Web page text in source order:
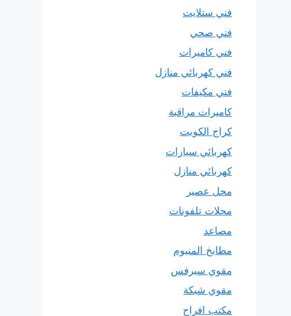
فني ستلايت
فني صحي
فني كاميرات
فني كهربائي منازل
فني مكيفات
كاميرات مراقبة
كراج الكويت
كهربائي سيارات
كهربائي منازل
محل عصير
محلات تلفونات
مصاعد
مطابخ المنيوم
مقوي سيرفس
مقوي شبكة
مكتب افراح